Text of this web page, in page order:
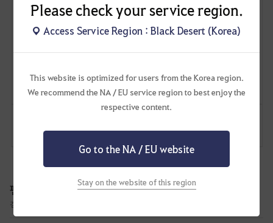
Please check your service region.
Access Service Region : Black Desert (Korea)
This website is optimized for users from the Korea region.
We recommend the NA / EU service region to best enjoy the
respective content.
Go to the NA / EU website
Stay on the website of this region
저요새
60 오몽눈이
팬 아트
검은사막과 관련된 일러스트, 공예, 만화 등 팬 아트 작품을 공유하는 게시판입니다.